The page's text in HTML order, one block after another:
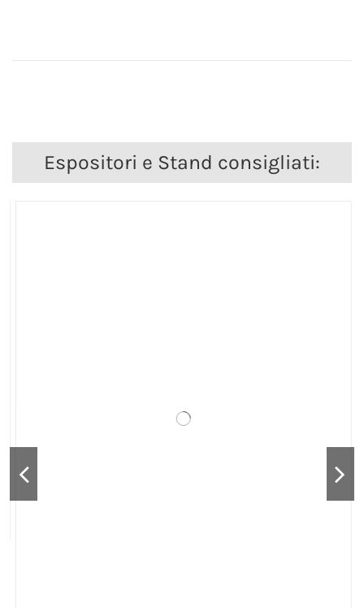
Espositori e Stand consigliati: